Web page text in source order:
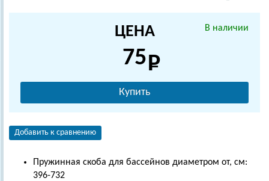
В наличии
ЦЕНА
75
Купить
Добавить к сравнению
Пружинная скоба для бассейнов диаметром от, см:
396-732